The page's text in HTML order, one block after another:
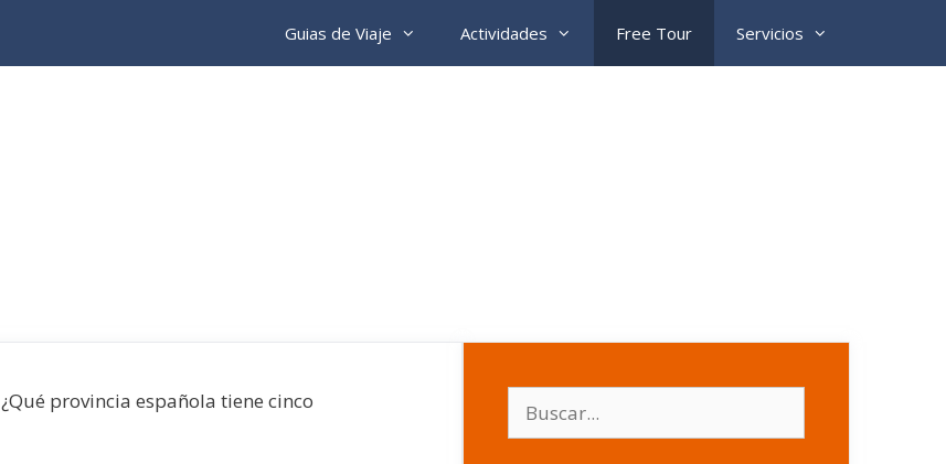
Guias de Viaje Actividades Free Tour Servicios
¿Qué provincia española tiene cinco